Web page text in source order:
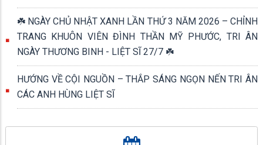
☘️ NGÀY CHỦ NHẬT XANH LẦN THỨ 3 NĂM 2026 – CHỈNH
TRANG KHUÔN VIÊN ĐÌNH THẦN MỸ PHƯỚC, TRI ÂN
NGÀY THƯƠNG BINH - LIỆT SĨ 27/7 ☘️
HƯỚNG VỀ CỘI NGUỒN – THẮP SÁNG NGỌN NẾN TRI ÂN
CÁC ANH HÙNG LIỆT SĨ